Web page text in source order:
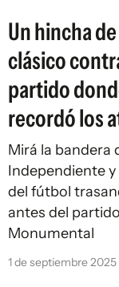
Un hincha
clásico
partido
recordó los
Mirá la bandera
Independiente y
del fútbol
antes del
Monumental
1 de septiembre 2025